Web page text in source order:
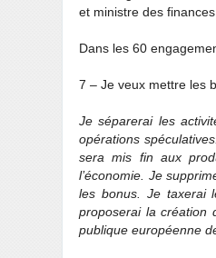
et ministre des
Dans les 60
7 – Je veux mettre les
Je séparerai les
opérations
sera mis fin aux
l’économie. Je
les bonus. Je taxerai
proposerai la création
publique européenne